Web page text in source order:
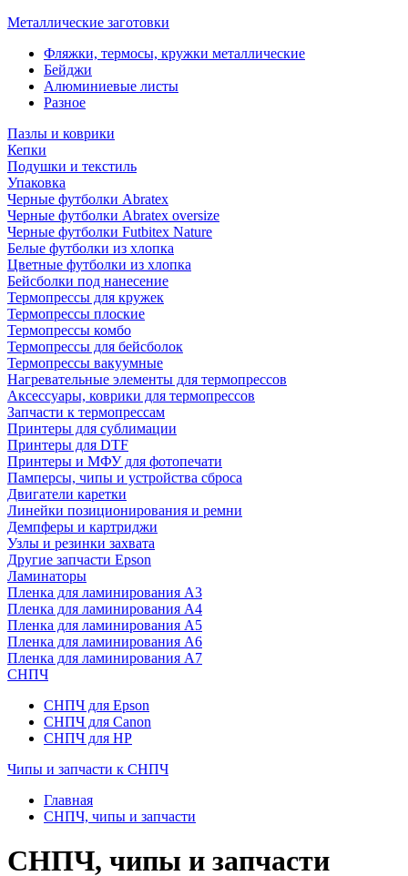
Металлические заготовки
Фляжки, термосы, кружки металлические
Бейджи
Алюминиевые листы
Разное
Пазлы и коврики
Кепки
Подушки и текстиль
Упаковка
Черные футболки Abratex
Черные футболки Abratex oversize
Черные футболки Futbitex Nature
Белые футболки из хлопка
Цветные футболки из хлопка
Бейсболки под нанесение
Термопрессы для кружек
Термопрессы плоские
Термопрессы комбо
Термопрессы для бейсболок
Термопрессы вакуумные
Нагревательные элементы для термопрессов
Аксессуары, коврики для термопрессов
Запчасти к термопрессам
Принтеры для сублимации
Принтеры для DTF
Принтеры и МФУ для фотопечати
Памперсы, чипы и устройства сброса
Двигатели каретки
Линейки позиционирования и ремни
Демпферы и картриджи
Узлы и резинки захвата
Другие запчасти Epson
Ламинаторы
Пленка для ламинирования А3
Пленка для ламинирования А4
Пленка для ламинирования А5
Пленка для ламинирования А6
Пленка для ламинирования А7
СНПЧ
СНПЧ для Epson
СНПЧ для Canon
СНПЧ для HP
Чипы и запчасти к СНПЧ
Главная
СНПЧ, чипы и запчасти
СНПЧ, чипы и запчасти